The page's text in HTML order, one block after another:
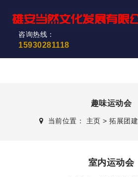
咨询热线：
15930281118
趣味运动会
当前位置： 主页 >拓展团建
室内运动会